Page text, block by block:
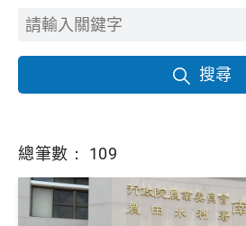
搜尋
總筆數： 109